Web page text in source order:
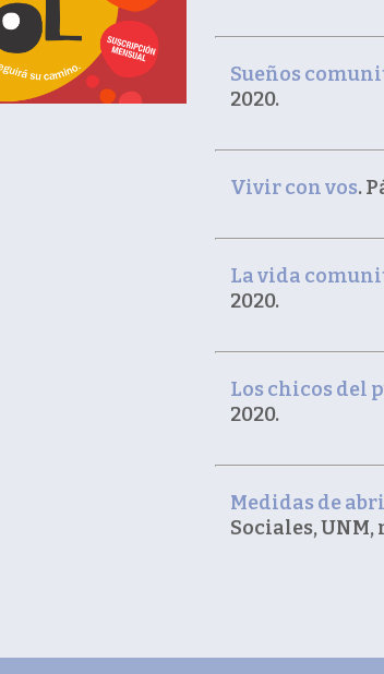
Sueños
2020.
Vivir con vos.
La vida
2020.
Los chicos del
2020.
Medidas de
Sociales, UNM,